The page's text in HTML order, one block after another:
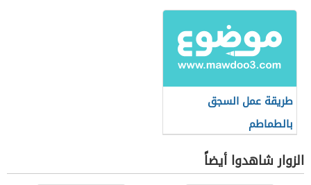
طريقة عمل السجق
بالطماطم
الزوار شاهدوا أيضاً